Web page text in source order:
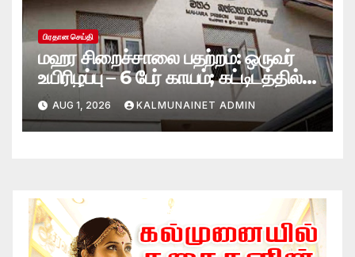
பிரதான செய்தி
மஹர சிறைச்சாலை பதற்றம்: ஒருவர்
உயிரிழப்பு – 6 பேர் காயம்; கட்டிடத்தில்
பாரிய தீ
AUG 1, 2026 KALMUNAINET ADMIN